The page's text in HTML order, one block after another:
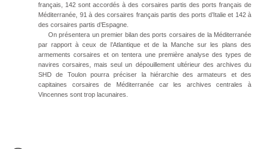
français, 142 sont accordés à des corsaires partis des ports français de
Méditerranée, 91 à des corsaires français partis des ports d’Italie et 142 à
des corsaires partis d’Espagne.
On présentera un premier bilan des ports corsaires de la Méditerranée
par rapport à ceux de l’Atlantique et de la Manche sur les plans des
armements corsaires et on tentera une première analyse des types de
navires corsaires, mais seul un dépouillement ultérieur des archives du
SHD de Toulon pourra préciser la hiérarchie des armateurs et des
capitaines corsaires de Méditerranée car les archives centrales à
Vincennes sont trop lacunaires.